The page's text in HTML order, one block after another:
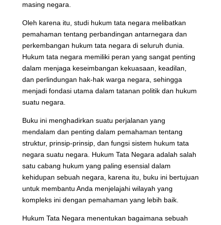
masing negara.
Oleh karena itu, studi hukum tata negara melibatkan
pemahaman tentang perbandingan antarnegara dan
perkembangan hukum tata negara di seluruh dunia.
Hukum tata negara memiliki peran yang sangat penting
dalam menjaga keseimbangan kekuasaan, keadilan,
dan perlindungan hak-hak warga negara, sehingga
menjadi fondasi utama dalam tatanan politik dan hukum
suatu negara.
Buku ini menghadirkan suatu perjalanan yang
mendalam dan penting dalam pemahaman tentang
struktur, prinsip-prinsip, dan fungsi sistem hukum tata
negara suatu negara. Hukum Tata Negara adalah salah
satu cabang hukum yang paling esensial dalam
kehidupan sebuah negara, karena itu, buku ini bertujuan
untuk membantu Anda menjelajahi wilayah yang
kompleks ini dengan pemahaman yang lebih baik.
Hukum Tata Negara menentukan bagaimana sebuah